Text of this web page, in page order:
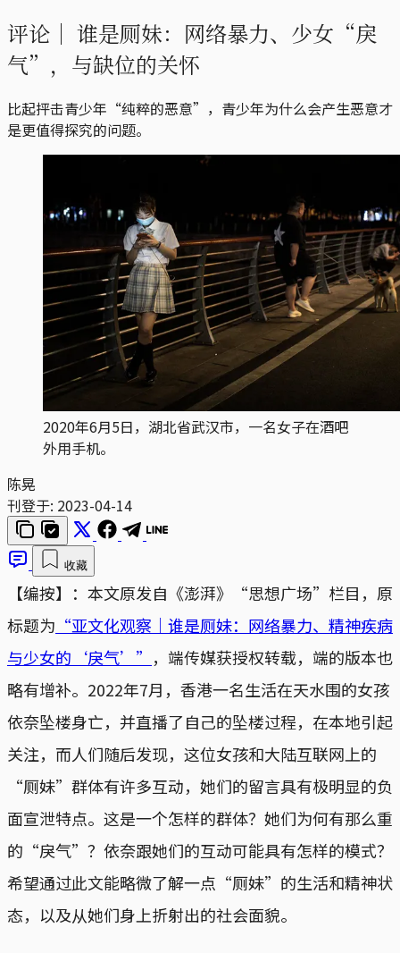
评论｜ 谁是厕妹：网络暴力、少女“戾
气”，与缺位的关怀
比起抨击青少年“纯粹的恶意”，青少年为什么会产生恶意才
是更值得探究的问题。
2020年6月5日，湖北省武汉市，一名女子在酒吧
外用手机。
陈晃
刊登于: 2023-04-14
收藏
【编按】：本文原发自《澎湃》“思想广场”栏目，原
标题为 “亚文化观察｜谁是厕妹：网络暴力、精神疾病
与少女的‘戾气’” ，端传媒获授权转载，端的版本也
略有增补。2022年7月，香港一名生活在天水围的女孩
依奈坠楼身亡，并直播了自己的坠楼过程，在本地引起
关注，而人们随后发现，这位女孩和大陆互联网上的
“厕妹”群体有许多互动，她们的留言具有极明显的负
面宣泄特点。这是一个怎样的群体？她们为何有那么重
的“戾气”？依奈跟她们的互动可能具有怎样的模式？
希望通过此文能略微了解一点“厕妹”的生活和精神状
态，以及从她们身上折射出的社会面貌。